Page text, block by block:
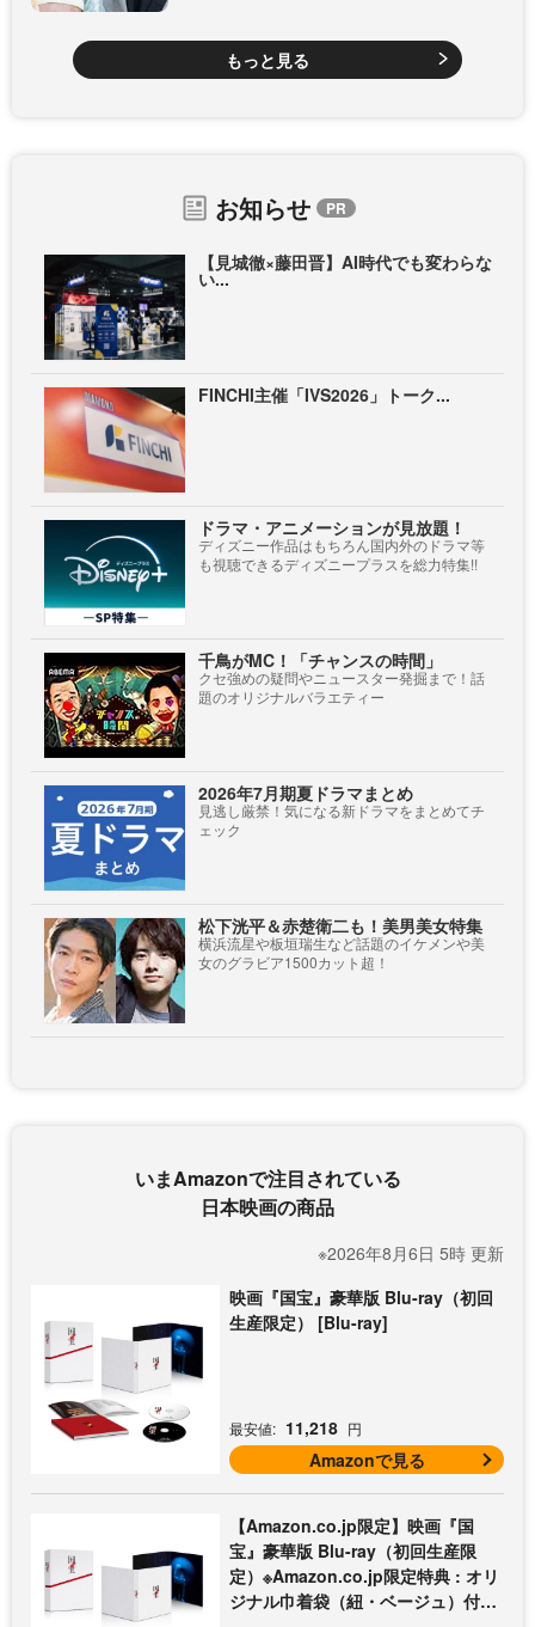
もっと見る
お知らせ
【見城徹×藤田晋】AI時代でも変わらな
い...
FINCHI主催「IVS2026」トーク...
ドラマ・アニメーションが見放題！
ディズニー作品はもちろん国内外のドラマ等
も視聴できるディズニープラスを総力特集!!
千鳥がMC！「チャンスの時間」
クセ強めの疑問やニュースター発掘まで！話
題のオリジナルバラエティー
2026年7月期夏ドラマまとめ
見逃し厳禁！気になる新ドラマをまとめてチ
ェック
松下洸平＆赤楚衛二も！美男美女特集
横浜流星や板垣瑞生など話題のイケメンや美
女のグラビア1500カット超！
いまAmazonで注目されている
日本映画の商品
※2026年8月6日 5時 更新
映画『国宝』豪華版 Blu-ray（初回
生産限定） [Blu-ray]
最安値: 11,218 円
Amazonで見る
【Amazon.co.jp限定】映画『国
宝』豪華版 Blu-ray（初回生産限
定）※Amazon.co.jp限定特典 : オリ
ジナル巾着袋（紐・ベージュ）付き